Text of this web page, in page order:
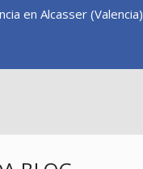
en Alcasser (Valencia)